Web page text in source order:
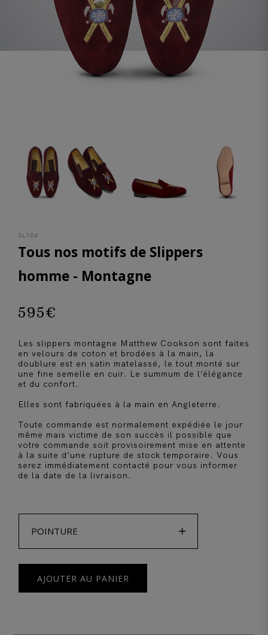
SL104
Tous nos motifs de Slippers
homme - Montagne
595€
Les slippers montagne Matthew Cookson sont faites
en velours de coton et brodées à la main, la
doublure est en satin matelassé, le tout monté sur
une fine semelle en cuir. Le summum de l’élégance
et du confort.
Elles sont fabriquées à la main en Angleterre.
Toute commande est normalement expédiée le jour
même mais victime de son succès il possible que
votre commande soit provisoirement mise en attente
à la suite d’une rupture de stock temporaire. Vous
serez immédiatement contacté pour vous informer
de la date de la livraison.
POINTURE
AJOUTER AU PANIER